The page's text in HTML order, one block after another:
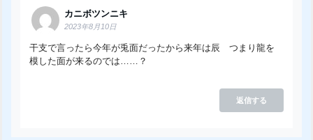
カニボツンニキ
2023年8月10日
干支で言ったら今年が兎面だったから来年は辰 つまり龍を
模した面が来るのでは……？
返信する